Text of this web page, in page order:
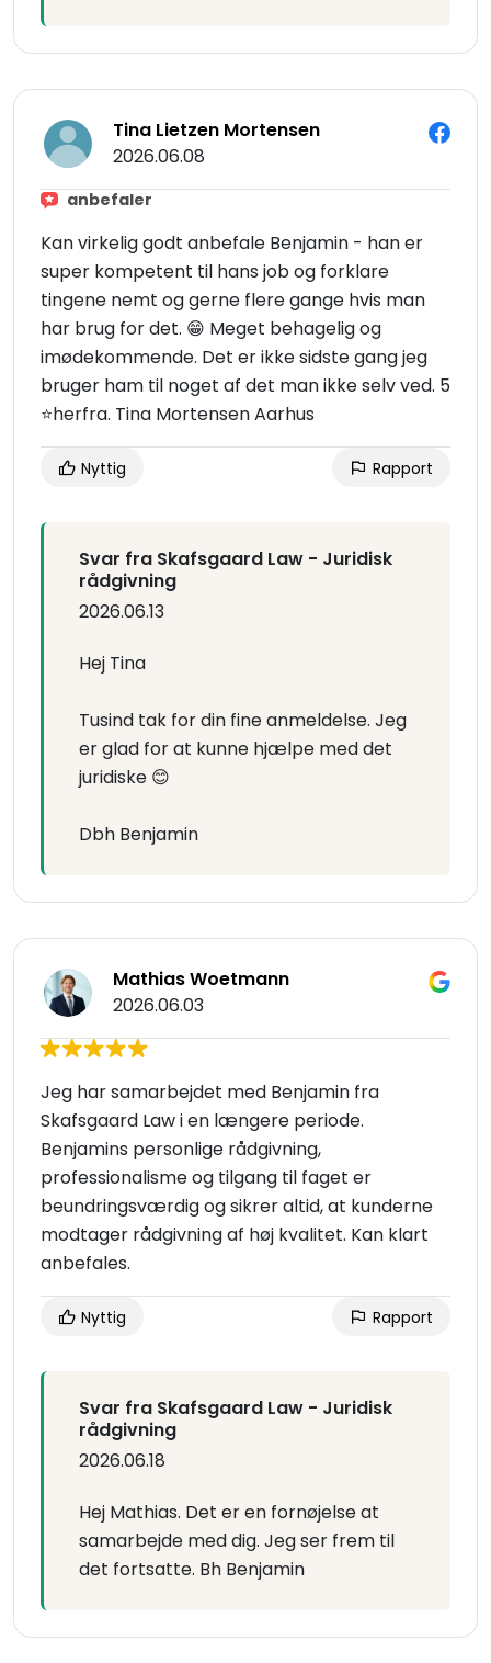
Tina Lietzen Mortensen
2026.06.08
anbefaler
Kan virkelig godt anbefale Benjamin - han er
super kompetent til hans job og forklare
tingene nemt og gerne flere gange hvis man
har brug for det. 😁 Meget behagelig og
imødekommende. Det er ikke sidste gang jeg
bruger ham til noget af det man ikke selv ved. 5
⭐️herfra. Tina Mortensen Aarhus
Nyttig Rapport
Svar fra Skafsgaard Law - Juridisk
rådgivning
2026.06.13
Hej Tina
Tusind tak for din fine anmeldelse. Jeg
er glad for at kunne hjælpe med det
juridiske 😊
Dbh Benjamin
Mathias Woetmann
2026.06.03
Jeg har samarbejdet med Benjamin fra
Skafsgaard Law i en længere periode.
Benjamins personlige rådgivning,
professionalisme og tilgang til faget er
beundringsværdig og sikrer altid, at kunderne
modtager rådgivning af høj kvalitet. Kan klart
anbefales.
Nyttig Rapport
Svar fra Skafsgaard Law - Juridisk
rådgivning
2026.06.18
Hej Mathias. Det er en fornøjelse at
samarbejde med dig. Jeg ser frem til
det fortsatte. Bh Benjamin